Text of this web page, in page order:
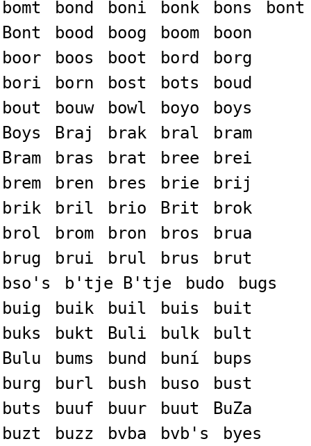
bomt
bond boni bonk bons
bont
Bont
bood boog boom
boon
boor
boos boot bord
borg
bori
born bost bots
boud
bout
bouw bowl boyo
boys
Boys
Braj brak bral
bram
Bram
bras brat bree
brei
brem
bren bres brie
brij
brik
bril brio Brit
brok
brol
brom bron bros
brua
brug
brui brul brus
brut
bso's
b'tje B'tje budo
bugs
buig
buik buil buis
buit
buks
bukt Buli bulk
bult
Bulu
bums bund buní
bups
burg
burl bush buso
bust
buts
buuf buur buut
BuZa
buzt
buzz bvba bvb's
byes